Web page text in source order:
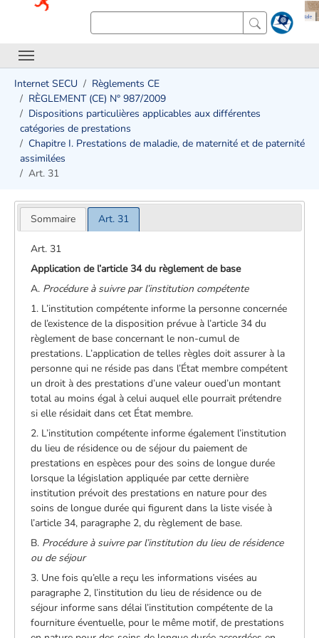
Internet SECU
Règlements CE
RÈGLEMENT (CE) N° 987/2009
Dispositions particulières applicables aux différentes
catégories de prestations
Chapitre I. Prestations de maladie, de maternité et de paternité
assimilées
Art. 31
Sommaire Art. 31
Art. 31
Application de l’article 34 du règlement de base
A. Procédure à suivre par l’institution compétente
1. L’institution compétente informe la personne concernée
de l’existence de la disposition prévue à l’article 34 du
règlement de base concernant le non-cumul de
prestations. L’application de telles règles doit assurer à la
personne qui ne réside pas dans l’État membre compétent
un droit à des prestations d’une valeur oued’un montant
total au moins égal à celui auquel elle pourrait prétendre
si elle résidait dans cet État membre.
2. L’institution compétente informe également l’institution
du lieu de résidence ou de séjour du paiement de
prestations en espèces pour des soins de longue durée
lorsque la législation appliquée par cette dernière
institution prévoit des prestations en nature pour des
soins de longue durée qui figurent dans la liste visée à
l’article 34, paragraphe 2, du règlement de base.
B. Procédure à suivre par l’institution du lieu de résidence
ou de séjour
3. Une fois qu’elle a reçu les informations visées au
paragraphe 2, l’institution du lieu de résidence ou de
séjour informe sans délai l’institution compétente de la
fourniture éventuelle, pour le même motif, de prestations